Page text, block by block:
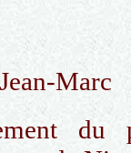
Marc